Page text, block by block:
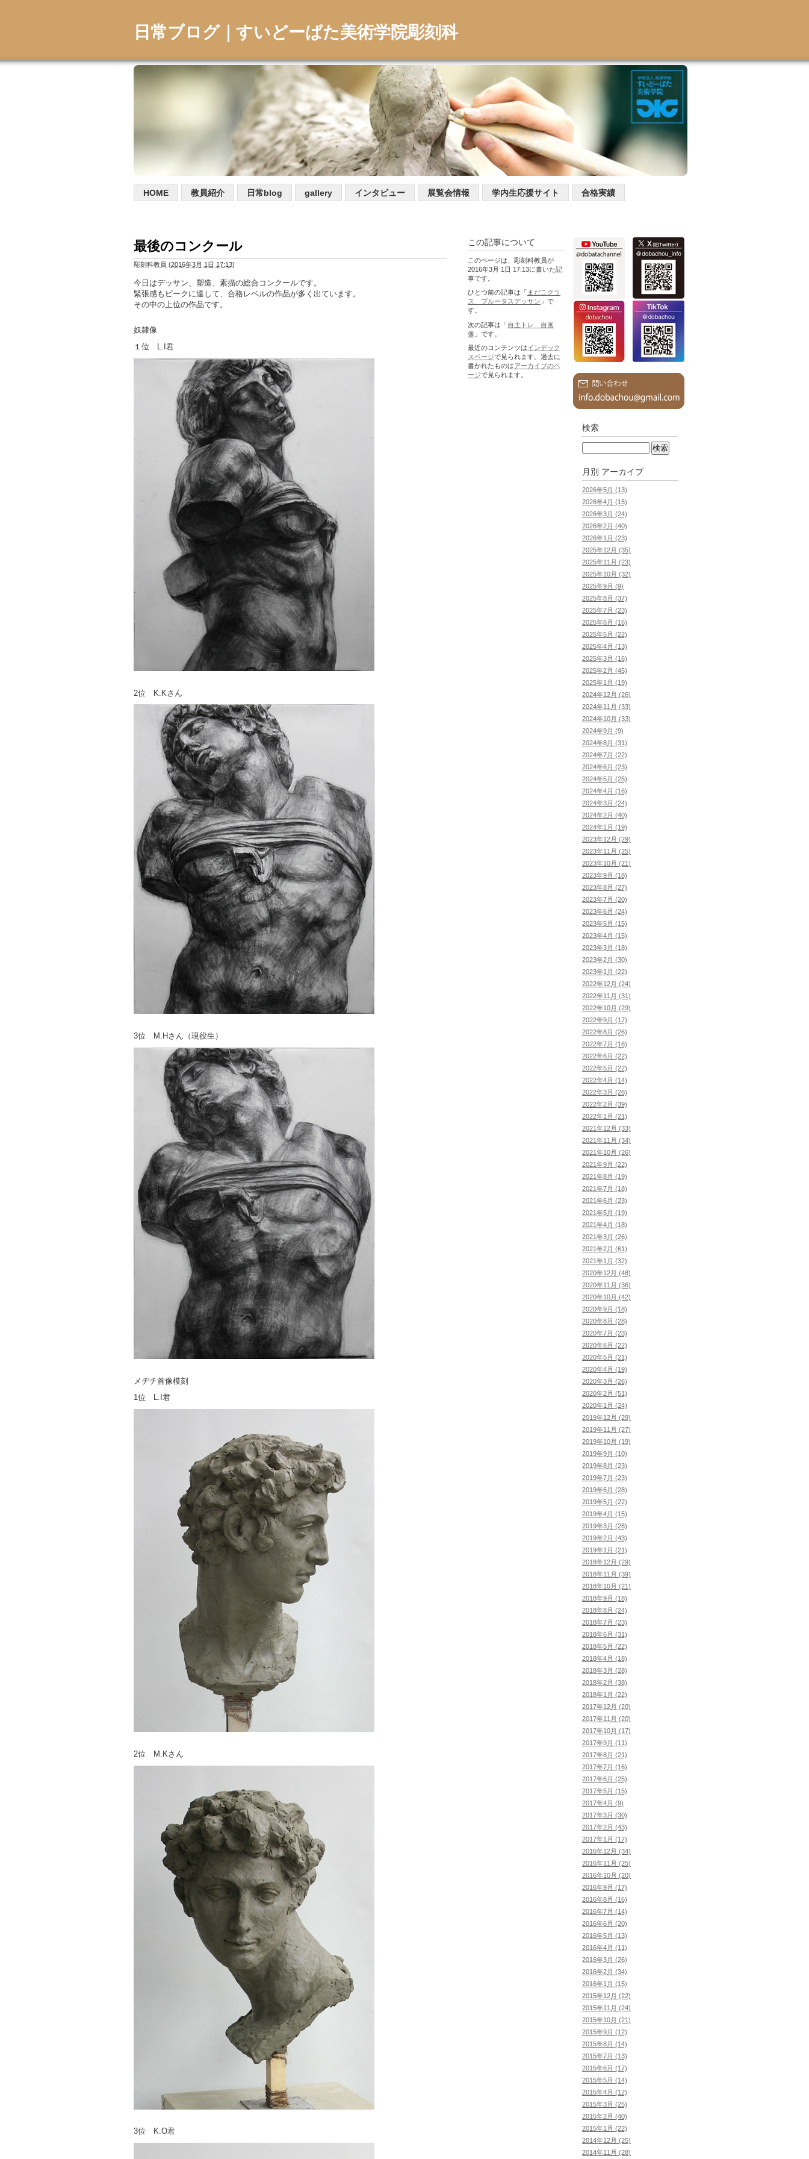
日常ブログ｜すいどーばた美術学院彫刻科
HOME 教員紹介 日常blog gallery インタビュー 展覧会情報 学内生応援サイト 合格実績
最後のコンクール
彫刻科教員 (2016年3月 1日 17:13)
今日はデッサン、塑造、素描の総合コンクールです。
緊張感もピークに達して、合格レベルの作品が多く出ています。
その中の上位の作品です。
奴隷像
１位 L.I君
2位 K.Kさん
3位 M.Hさん（現役生）
メヂチ首像模刻
1位 L.I君
2位 M.Kさん
3位 K.O君
検索
月別 アーカイブ
2026年5月 (13)
2026年4月 (15)
2026年3月 (24)
2026年2月 (40)
2026年1月 (23)
2025年12月 (35)
2025年11月 (23)
2025年10月 (32)
2025年9月 (9)
2025年8月 (37)
2025年7月 (23)
2025年6月 (16)
2025年5月 (22)
2025年4月 (13)
2025年3月 (16)
2025年2月 (45)
2025年1月 (19)
2024年12月 (26)
2024年11月 (33)
2024年10月 (33)
2024年9月 (9)
2024年8月 (31)
2024年7月 (22)
2024年6月 (23)
2024年5月 (25)
2024年4月 (16)
2024年3月 (24)
2024年2月 (40)
2024年1月 (19)
2023年12月 (29)
2023年11月 (25)
2023年10月 (21)
2023年9月 (18)
2023年8月 (27)
2023年7月 (20)
2023年6月 (24)
2023年5月 (15)
2023年4月 (15)
2023年3月 (18)
2023年2月 (30)
2023年1月 (22)
2022年12月 (24)
2022年11月 (31)
2022年10月 (29)
2022年9月 (17)
2022年8月 (26)
2022年7月 (16)
2022年6月 (22)
2022年5月 (22)
2022年4月 (14)
2022年3月 (26)
2022年2月 (39)
2022年1月 (21)
2021年12月 (33)
2021年11月 (34)
2021年10月 (26)
2021年9月 (22)
2021年8月 (19)
2021年7月 (18)
2021年6月 (23)
2021年5月 (19)
2021年4月 (18)
2021年3月 (26)
2021年2月 (61)
2021年1月 (32)
2020年12月 (48)
2020年11月 (36)
2020年10月 (42)
2020年9月 (18)
2020年8月 (28)
2020年7月 (23)
2020年6月 (22)
2020年5月 (21)
2020年4月 (19)
2020年3月 (26)
2020年2月 (51)
2020年1月 (24)
2019年12月 (29)
2019年11月 (27)
2019年10月 (19)
2019年9月 (10)
2019年8月 (23)
2019年7月 (23)
2019年6月 (28)
2019年5月 (22)
2019年4月 (15)
2019年3月 (28)
2019年2月 (43)
2019年1月 (21)
2018年12月 (29)
2018年11月 (39)
2018年10月 (21)
2018年9月 (18)
2018年8月 (24)
2018年7月 (23)
2018年6月 (31)
2018年5月 (22)
2018年4月 (18)
2018年3月 (28)
2018年2月 (38)
2018年1月 (22)
2017年12月 (20)
2017年11月 (20)
2017年10月 (17)
2017年9月 (11)
2017年8月 (21)
2017年7月 (16)
2017年6月 (25)
2017年5月 (15)
2017年4月 (9)
2017年3月 (30)
2017年2月 (43)
2017年1月 (17)
2016年12月 (34)
2016年11月 (25)
2016年10月 (20)
2016年9月 (17)
2016年8月 (16)
2016年7月 (14)
2016年6月 (20)
2016年5月 (13)
2016年4月 (11)
2016年3月 (26)
2016年2月 (34)
2016年1月 (15)
2015年12月 (22)
2015年11月 (24)
2015年10月 (21)
2015年9月 (12)
2015年8月 (14)
2015年7月 (13)
2015年6月 (17)
2015年5月 (14)
2015年4月 (12)
2015年3月 (25)
2015年2月 (40)
2015年1月 (22)
2014年12月 (25)
2014年11月 (28)
この記事について
このページは、彫刻科教員が
2016年3月 1日 17:13に書いた記
事です。
ひとつ前の記事は「 まだこクラ
ス ブルータスデッサン 」で
す。
次の記事は「自主トレ 自画
像 」です。
最近のコンテンツはインデック
スページで見られます。過去に
書かれたものはアーカイブのペ
ージで見られます。